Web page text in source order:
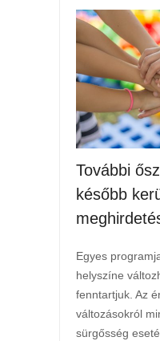
További
később
Egyes
helyszíne
fenntartjuk. Az
változásokról
sürgősség